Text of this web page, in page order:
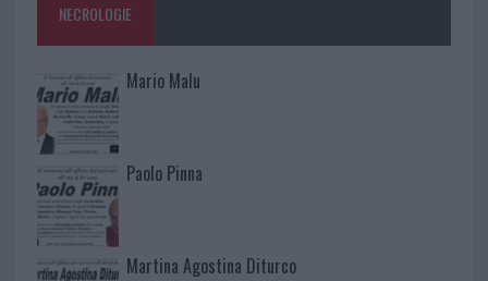
NECROLOGIE
Mario Malu
Paolo Pinna
Martina Agostina Diturco